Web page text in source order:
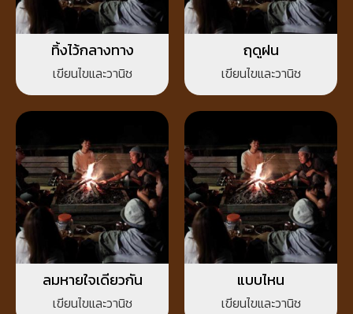
ทิ้งไว้กลางทาง
เขียนไขและวานิช
ฤดูฝน
เขียนไขและวานิช
ลมหายใจเดียวกัน
เขียนไขและวานิช
แบบไหน
เขียนไขและวานิช